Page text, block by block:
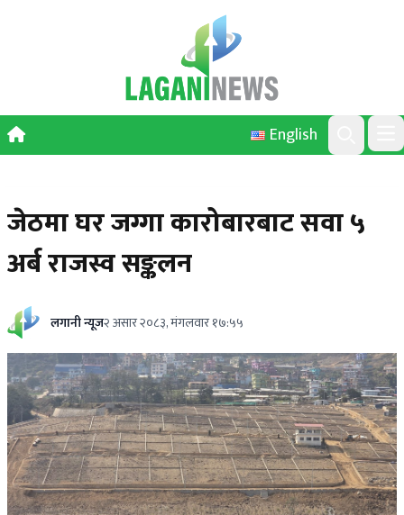
English
Search
जेठमा घर जग्गा कारोबारबाट सवा ५
अर्ब राजस्व सङ्कलन
लगानी न्यूज२ असार २०८३, मंगलवार १७:५५